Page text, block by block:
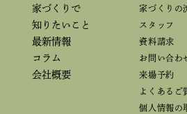
家づくりで
知りたいこと
最新情報
コラム
会社概要
家づくりの
スタッフ
資料請求
お問い合わ
来場予約
よくあるご
個人情報の